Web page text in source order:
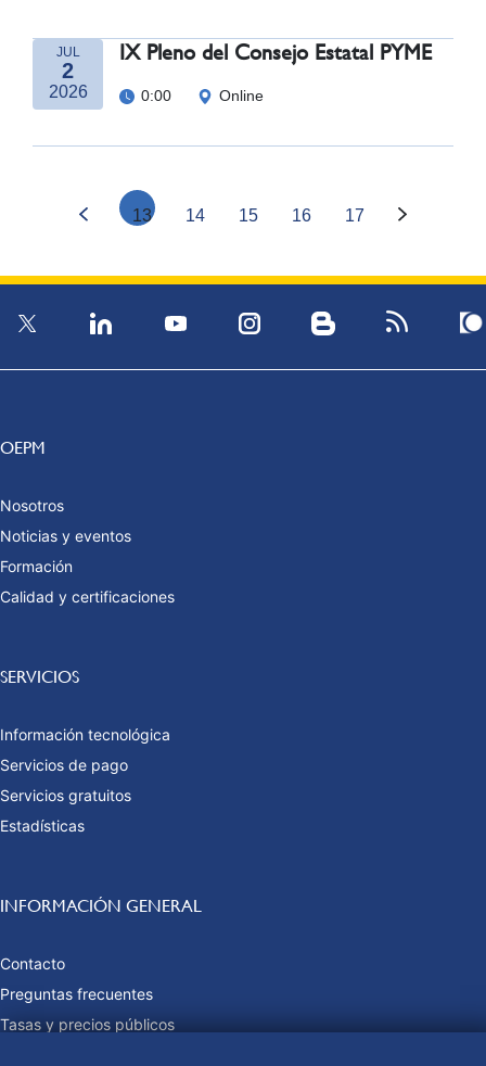
JUL
2
2026
IX Pleno del Consejo Estatal PYME
0:00 Online
13 14 15 16 17
OEPM
Nosotros
Noticias y eventos
Formación
Calidad y certificaciones
SERVICIOS
Información tecnológica
Servicios de pago
Servicios gratuitos
Estadísticas
INFORMACIÓN GENERAL
Contacto
Preguntas frecuentes
Tasas y precios públicos